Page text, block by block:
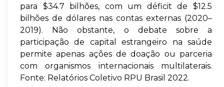
para $34.7 bilhões, com um déficit de $12.5
bilhões de dólares nas contas externas (2020–
2019). Não obstante, o debate sobre a
participação de capital estrangeiro na saúde
permite apenas ações de doação ou parceria
com organismos internacionais multilaterais.
Fonte: Relatórios Coletivo RPU Brasil 2022.